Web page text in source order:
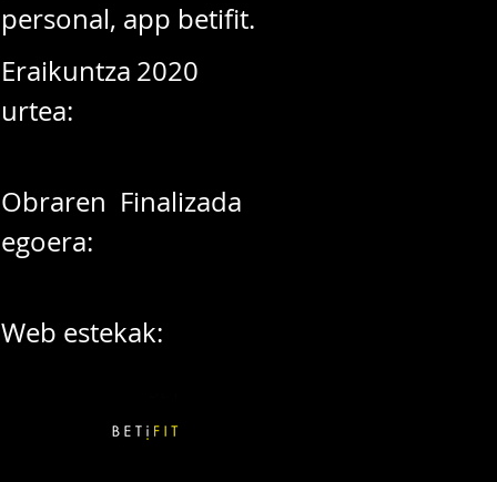
personal, app betifit.
2020
Eraikuntza
urtea:
Obraren
egoera:
Finalizada
Web estekak: